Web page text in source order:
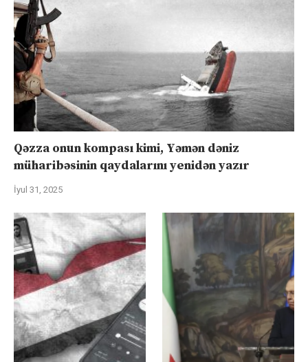
Qəzza onun kompası kimi, Yəmən dəniz
müharibəsinin qaydalarını yenidən yazır
İyul 31, 2025